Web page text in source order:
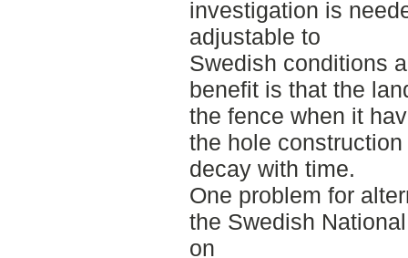
investigation is
adjustable to
Swedish conditions
benefit is that the
the fence when it
the hole
decay with time.
One problem for
the Swedish
on